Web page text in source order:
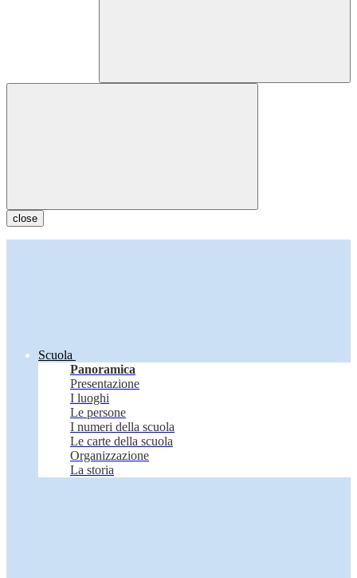
close
Scuola
Panoramica
Presentazione
I luoghi
Le persone
I numeri della scuola
Le carte della scuola
Organizzazione
La storia